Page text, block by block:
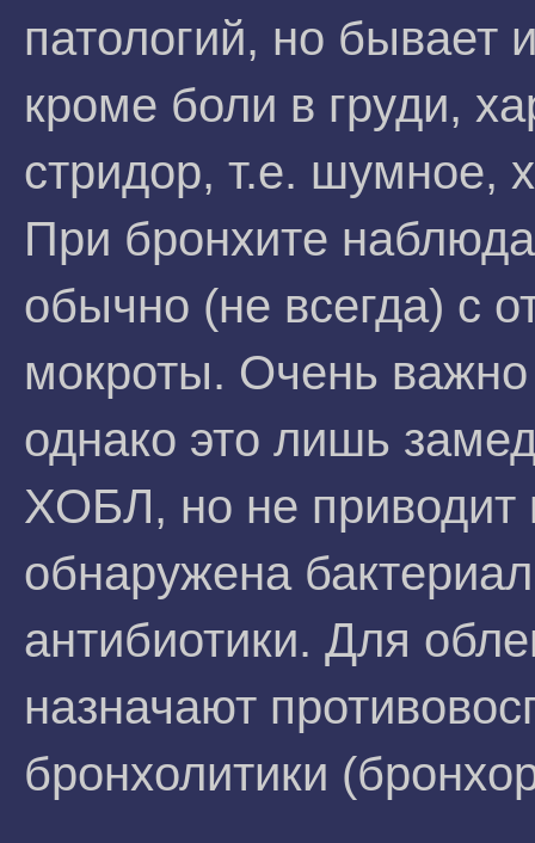
патологий, но
кроме боли в груди,
стридор, т.е. шумное,
При бронхите
обычно (не всегда) с
мокроты. Очень важно
однако это лишь
ХОБЛ, но не приводит
обнаружена
антибиотики. Для
назначают
бронхолитики